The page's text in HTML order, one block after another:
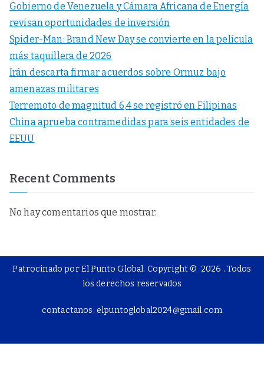
Gobierno de Venezuela y Cámara Africana de Energía
revisan oportunidades de inversión
Spider-Man: Brand New Day se convierte en la película
más taquillera de 2026
Irán descarta firmar acuerdos sobre Ormuz bajo
amenazas militares
Terremoto de magnitud 6,4 se registró en Filipinas
China aprueba contramedidas para seis entidades de
EEUU
Recent Comments
No hay comentarios que mostrar.
Patrocinado por El Punto Global. Copyright © 2026 . Todos
los derechos reservados
contactanos: elpuntoglobal2024@gmail.com